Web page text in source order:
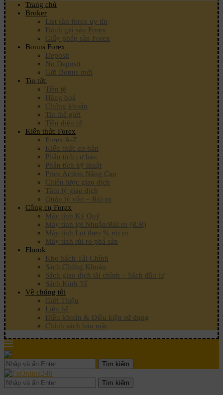
Trang chủ
Broker
List sàn forex uy tín
Đánh giá sàn Forex
Giấy phép sàn Forex
Bonus Forex
Deposit
No Deposit
Gửi Bonus mới
Tin tức
Tiền tệ
Hàng hoá
Chứng khoán
Tin thế giới
Tiền điện tử
Kiến thức Forex
Forex A-Z
Kiến thức cơ bản
Phân tích cơ bản
Phân tích kỹ thuật
Price Action Nâng Cao
Chiến lược giao dịch
Tâm lý giao dịch
Quản lý vốn – Rủi ro
Công cụ Forex
Máy tính Ký Quỹ
Máy tính lợi Nhuận/Rủi ro (R:R)
Máy tính Lot theo % rủi ro
Máy tính rủi ro phá sản
Ebook
Kho Sách Tài Chính
Sách Chứng Khoán
Sách giao dịch tài chính – Sách đầu tư
Sách Kinh Tế
Về chúng tôi
Giới Thiệu
Liên hệ
Điều khoản & Điều kiện sử dụng
Chính sách bảo mật
Tìm kiếm
Tìm kiếm